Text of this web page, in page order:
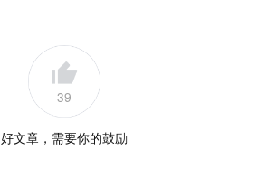
39
好文章，需要你的鼓励